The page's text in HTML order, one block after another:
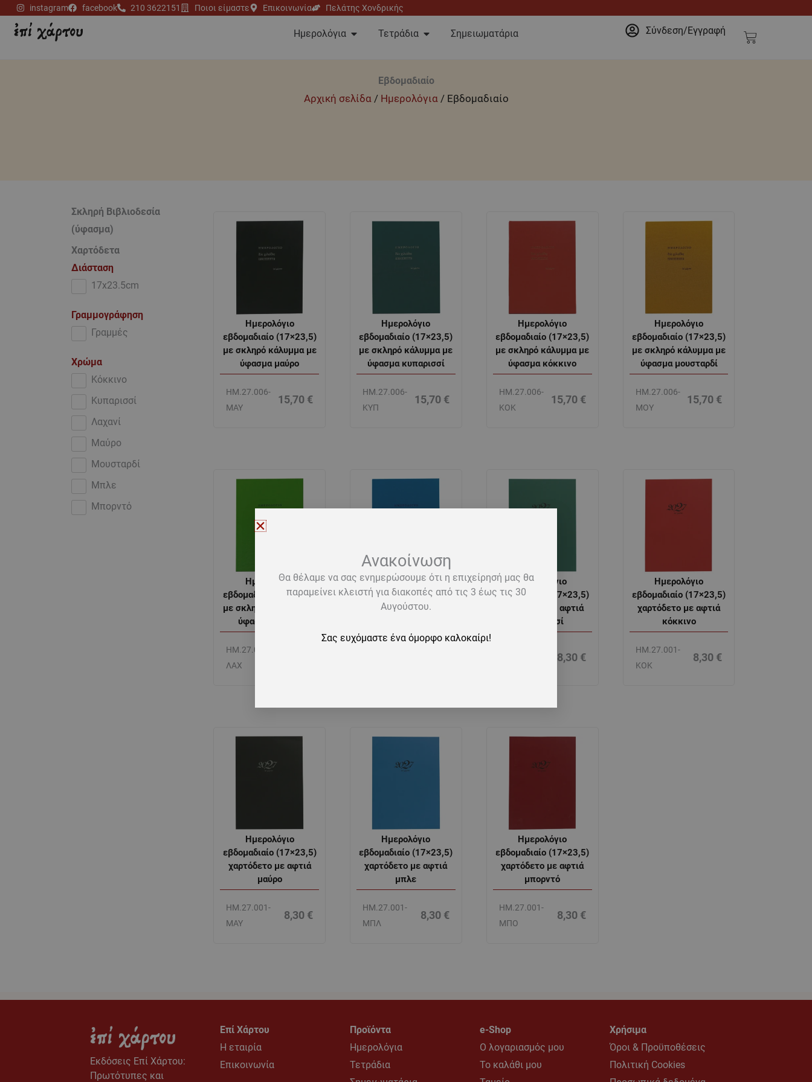
Μετάβαση
περιεχόμενο
instagram facebook 210 3622151 Ποιοι είμαστε Επικοινωνία Πελάτης Χονδρικής
Ημερολόγια Open Ημερολόγια
Τετράδια Open Τετράδια
Σημειωματάρια Σύνδεση/Εγγραφή Cart
Εβδομαδιαίο
Αρχική σελίδα/ Ημερολόγια/ Εβδομαδιαίο
Σκληρή Βιβλιοδεσία
(ύφασμα)
Χαρτόδετα
Διάσταση
17x23.5cm
Γραμμογράφηση
Γραμμές
Χρώμα
Κόκκινο
Κυπαρισσί
Λαχανί
Μαύρο
Μουσταρδί
Μπλε
Μπορντό
Ημερολόγιο
εβδομαδιαίο (17×23,5)
με σκληρό κάλυμμα με
ύφασμα μαύρο
ΗΜ.27.006-
ΜΑΥ
15,70 €
Ημερολόγιο
εβδομαδιαίο (17×23,5)
με σκληρό κάλυμμα με
ύφασμα κυπαρισσί
ΗΜ.27.006-
ΚΥΠ
15,70 €
Ημερολόγιο
εβδομαδιαίο (17×23,5)
με σκληρό κάλυμμα με
ύφασμα κόκκινο
ΗΜ.27.006-
ΚΟΚ
15,70 €
Ημερολόγιο
εβδομαδιαίο (17×23,5)
με σκληρό κάλυμμα με
ύφασμα μουσταρδί
ΗΜ.27.006-
ΜΟΥ
15,70 €
Ημερολόγιο
εβδομαδιαίο (17×23,5)
με σκληρό κάλυμμα με
ύφασμα Λαχανί
ΗΜ.27.006-
ΛΑΧ
Ημερολόγιο
εβδομαδιαίο (17×23,5)
με σκληρό κάλυμμα με
Ημερολόγιο
εβδομαδιαίο (17×23,5)
χαρτόδετο με αφτιά
κυπαρισσί
8,30 €
Ημερολόγιο
εβδομαδιαίο (17×23,5)
χαρτόδετο με αφτιά
κόκκινο
ΗΜ.27.001-
ΚΟΚ
8,30 €
Ημερολόγιο
εβδομαδιαίο (17×23,5)
χαρτόδετο με αφτιά
μαύρο
ΗΜ.27.001-
ΜΑΥ
8,30 €
Ημερολόγιο
εβδομαδιαίο (17×23,5)
χαρτόδετο με αφτιά
μπλε
ΗΜ.27.001-
ΜΠΛ
8,30 €
Ημερολόγιο
εβδομαδιαίο (17×23,5)
χαρτόδετο με αφτιά
μπορντό
ΗΜ.27.001-
ΜΠΟ
8,30 €
Εκδόσεις Eπί Χάρτου:
Πρωτότυπες και
Επί Χάρτου
Η εταιρία
Επικοινωνία
Προϊόντα
Ημερολόγια
Τετράδια
e-Shop
Ο λογαριασμός μου
Το καλάθι μου
Χρήσιμα
Όροι & Προϋποθέσεις
Πολιτική Cookies
Ανακοίνωση
Θα θέλαμε να σας ενημερώσουμε ότι η επιχείρησή μας θα
παραμείνει κλειστή για διακοπές από τις 3 έως τις 30
Αυγούστου.
Σας ευχόμαστε ένα όμορφο καλοκαίρι!